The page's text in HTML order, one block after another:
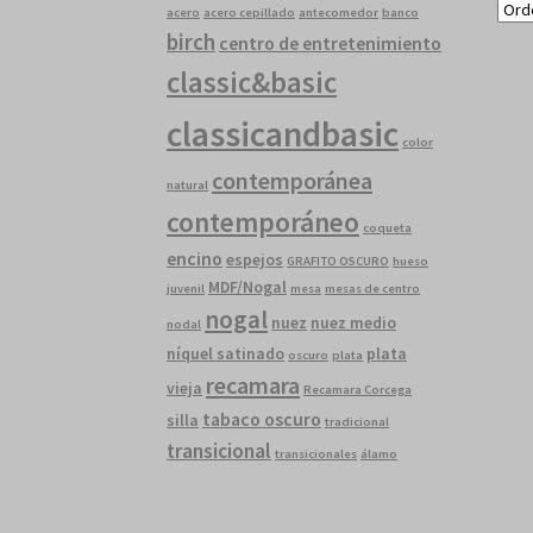
acero acero cepillado antecomedor banco
birch centro de entretenimiento
classic&basic
classicandbasic color
natural contemporánea
contemporáneo coqueta
encino espejos GRAFITO OSCURO hueso
juvenil MDF/Nogal mesa mesas de centro
nodal nogal nuez nuez medio
níquel satinado oscuro plata plata
vieja recamara Recamara Corcega
silla tabaco oscuro tradicional
transicional transicionales álamo